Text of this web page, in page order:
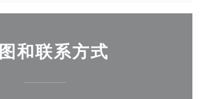
和联系方式